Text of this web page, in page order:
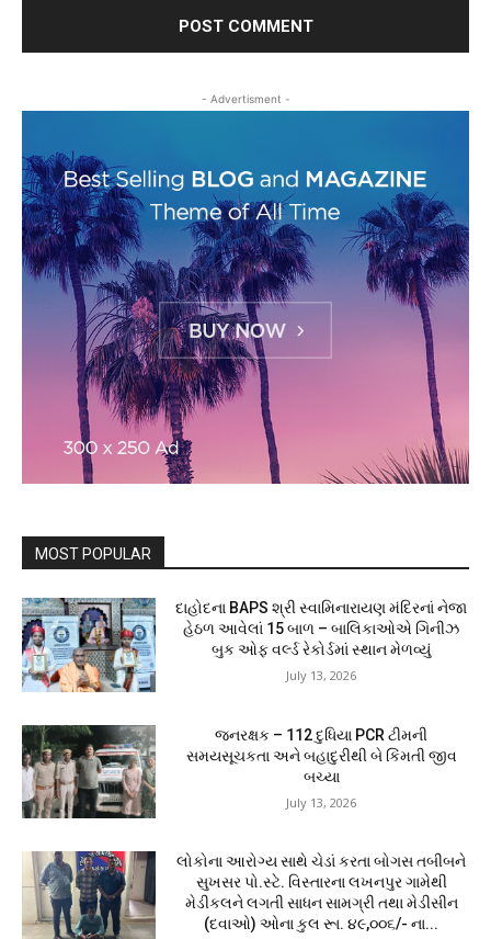
- Advertisment -
MOST POPULAR
દાહોદના BAPS શ્રી સ્વામિનારાયણ મંદિરનાં નેજા
હેઠળ આવેલાં 15 બાળ – બાલિકાઓએ ગિનીઝ
બુક ઓફ વર્લ્ડ રેકોર્ડમાં સ્થાન મેળવ્યું
July 13, 2026
જનરક્ષક – 112 દુધિયા PCR ટીમની
સમયસૂચકતા અને બહાદુરીથી બે કિંમતી જીવ
બચ્યા
July 13, 2026
લોકોના આરોગ્ય સાથે ચેડાં કરતા બોગસ તબીબને
સુખસર પો.સ્ટે. વિસ્તારના લખનપુર ગામેથી
મેડીકલને લગતી સાધન સામગ્રી તથા મેડીસીન
(દવાઓ) ઓના કુલ રૂા. ૪૯,૦૦૬/- ના...